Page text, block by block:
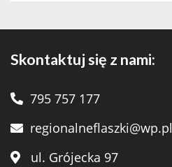
Skontaktuj się z nami:
795 757 177
regionalneflaszki@wp.pl
ul. Grójecka 97